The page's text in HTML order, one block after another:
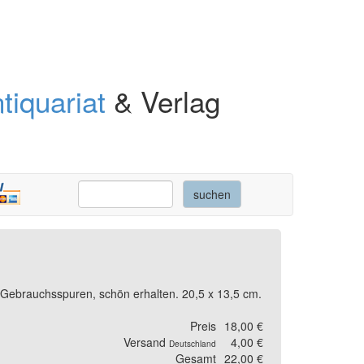
& Verlag
schön erhalten. 20,5 x 13,5 cm.
Preis 18,00 €
Versand Deutschland
4,00 €
Gesamt 22,00 €